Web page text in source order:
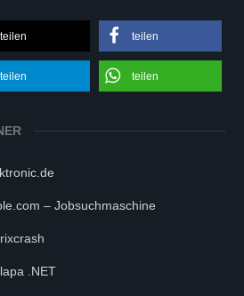
teilen teilen
teilen teilen
– Jobsuchmaschine
.NET